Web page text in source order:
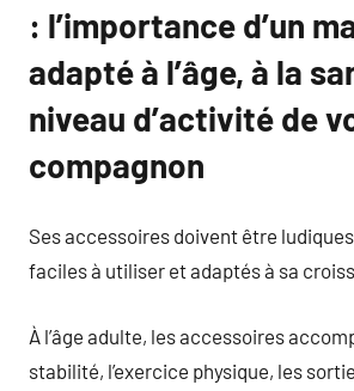
: l’importance d’un
adapté à l’âge, à la
niveau d’activité de
compagnon
Ses accessoires doivent être
faciles à utiliser et adaptés à sa
À l’âge adulte, les accessoires
stabilité, l’exercice physique, les